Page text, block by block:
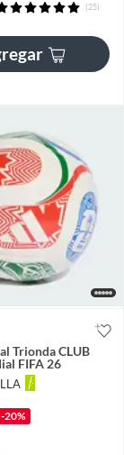
(25)
Trionda CLUB
FIFA 26
-20%